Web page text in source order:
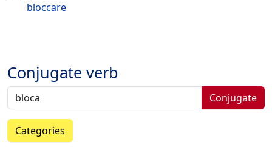
bloccare
Conjugate verb
Conjugate
Categories